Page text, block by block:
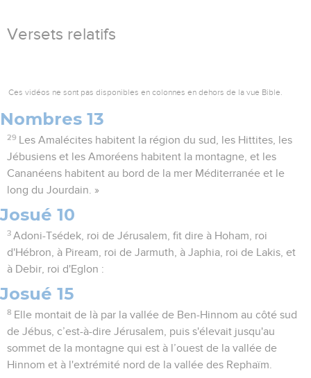
Versets relatifs
Ces vidéos ne sont pas disponibles en colonnes en dehors de la vue Bible.
Nombres 13
29
Les Amalécites habitent la région du sud, les Hittites, les
Jébusiens et les Amoréens habitent la montagne, et les
Cananéens habitent au bord de la mer Méditerranée et le
long du Jourdain. »
Josué 10
3 Adoni-Tsédek, roi de Jérusalem, fit dire à Hoham, roi
d'Hébron, à Piream, roi de Jarmuth, à Japhia, roi de Lakis, et
à Debir, roi d'Eglon :
Josué 15
8 Elle montait de là par la vallée de Ben-Hinnom au côté sud
de Jébus, c’est-à-dire Jérusalem, puis s'élevait jusqu'au
sommet de la montagne qui est à l’ouest de la vallée de
Hinnom et à l'extrémité nord de la vallée des Rephaïm.